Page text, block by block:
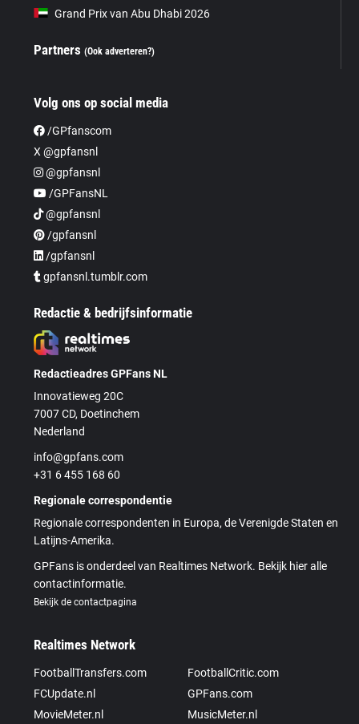
Grand Prix van Abu Dhabi 2026
Partners(Ook adverteren?)
Volg ons op social media
/GPfanscom
X @gpfansnl
@gpfansnl
/GPFansNL
@gpfansnl
/gpfansnl
/gpfansnl
gpfansnl.tumblr.com
Redactie & bedrijfsinformatie
Redactieadres GPFans NL
Innovatieweg 20C
7007 CD, Doetinchem
Nederland
info@gpfans.com
+31 6 455 168 60
Regionale correspondentie
Regionale correspondenten in Europa, de Verenigde Staten en
Latijns-Amerika.
GPFans is onderdeel van Realtimes Network. Bekijk hier alle
contactinformatie.
Bekijk de contactpagina
Realtimes Network
FootballTransfers.com
FootballCritic.com
FCUpdate.nl
GPFans.com
MovieMeter.nl
MusicMeter.nl